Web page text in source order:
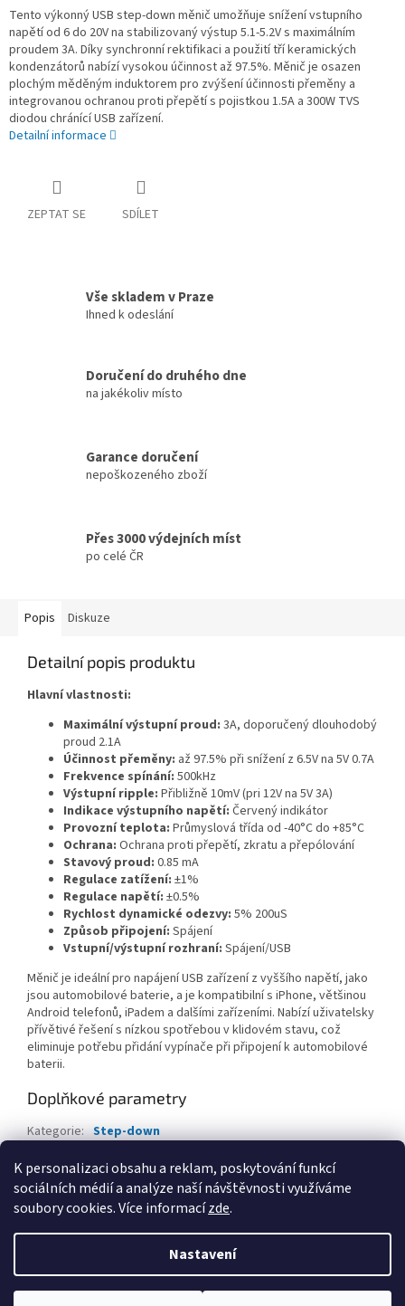
K personalizaci obsahu a reklam, poskytování funkcí
sociálních médií a analýze naší návštěvnosti využíváme
soubory cookies. Více informacízde.
Nastavení
Tento výkonný USB step-down měnič umožňuje snížení vstupního
napětí od 6 do 20V na stabilizovaný výstup 5.1-5.2V s maximálním
proudem 3A. Díky synchronní rektifikaci a použití tří keramických
kondenzátorů nabízí vysokou účinnost až 97.5%. Měnič je osazen
plochým měděným induktorem pro zvýšení účinnosti přeměny a
integrovanou ochranou proti přepětí s pojistkou 1.5A a 300W TVS
diodou chránící USB zařízení.
Detailní informace
ZEPTAT SE SDÍLET
Vše skladem v Praze
Ihned k odeslání
Doručení do druhého dne
na jakékoliv místo
Garance doručení
nepoškozeného zboží
Přes 3000 výdejních míst
po celé ČR
Popis Diskuze
Detailní popis produktu
Hlavní vlastnosti:
Maximální výstupní proud: 3A, doporučený dlouhodobý
proud 2.1A
Účinnost přeměny: až 97.5% při snížení z 6.5V na 5V 0.7A
Frekvence spínání: 500kHz
Výstupní ripple: Přibližně 10mV (pri 12V na 5V 3A)
Indikace výstupního napětí: Červený indikátor
Provozní teplota: Průmyslová třída od -40°C do +85°C
Ochrana: Ochrana proti přepětí, zkratu a přepólování
Stavový proud: 0.85 mA
Regulace zatížení: ±1%
Regulace napětí: ±0.5%
Rychlost dynamické odezvy: 5% 200uS
Způsob připojení: Spájení
Vstupní/výstupní rozhraní: Spájení/USB
Měnič je ideální pro napájení USB zařízení z vyššího napětí, jako
jsou automobilové baterie, a je kompatibilní s iPhone, většinou
Android telefonů, iPadem a dalšími zařízeními. Nabízí uživatelsky
přívětivé řešení s nízkou spotřebou v klidovém stavu, což
eliminuje potřebu přidání vypínače při připojení k automobilové
baterii.
Doplňkové parametry
Kategorie: Step-down
Copyright 2026iDB SMART. Všechna práva vyhrazena.Upravit